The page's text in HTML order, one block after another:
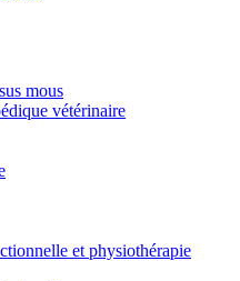
mous
vétérinaire
et physiothérapie